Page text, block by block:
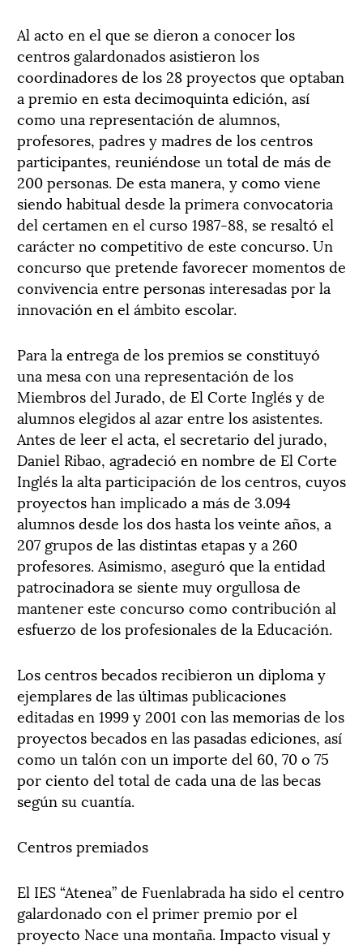
Al acto en el que se dieron a conocer los
centros galardonados asistieron los
coordinadores de los 28 proyectos que optaban
a premio en esta decimoquinta edición, así
como una representación de alumnos,
profesores, padres y madres de los centros
participantes, reuniéndose un total de más de
200 personas. De esta manera, y como viene
siendo habitual desde la primera convocatoria
del certamen en el curso 1987-88, se resaltó el
carácter no competitivo de este concurso. Un
concurso que pretende favorecer momentos de
convivencia entre personas interesadas por la
innovación en el ámbito escolar.
Para la entrega de los premios se constituyó
una mesa con una representación de los
Miembros del Jurado, de El Corte Inglés y de
alumnos elegidos al azar entre los asistentes.
Antes de leer el acta, el secretario del jurado,
Daniel Ribao, agradeció en nombre de El Corte
Inglés la alta participación de los centros, cuyos
proyectos han implicado a más de 3.094
alumnos desde los dos hasta los veinte años, a
207 grupos de las distintas etapas y a 260
profesores. Asimismo, aseguró que la entidad
patrocinadora se siente muy orgullosa de
mantener este concurso como contribución al
esfuerzo de los profesionales de la Educación.
Los centros becados recibieron un diploma y
ejemplares de las últimas publicaciones
editadas en 1999 y 2001 con las memorias de los
proyectos becados en las pasadas ediciones, así
como un talón con un importe del 60, 70 o 75
por ciento del total de cada una de las becas
según su cuantía.
Centros premiados
El IES “Atenea” de Fuenlabrada ha sido el centro
galardonado con el primer premio por el
proyecto Nace una montaña. Impacto visual y